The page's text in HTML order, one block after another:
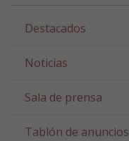
Destacados
Noticias
Sala de prensa
Tablón de anuncios